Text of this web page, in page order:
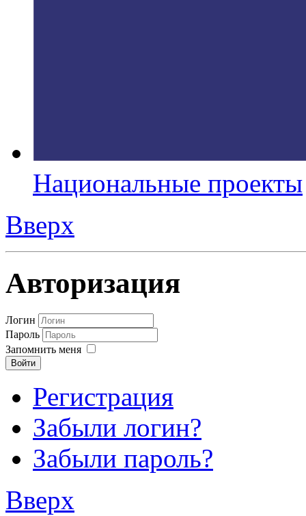
Национальные проекты
Вверх
Авторизация
Логин
Пароль
Запомнить меня
Войти
Регистрация
Забыли логин?
Забыли пароль?
Вверх